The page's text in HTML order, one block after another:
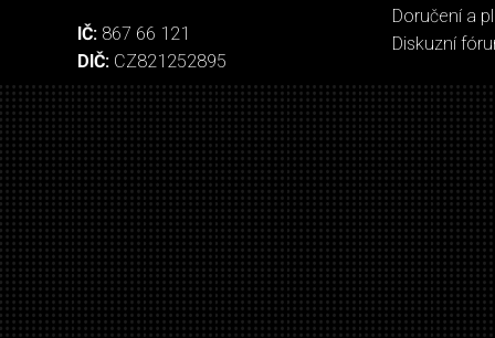
IČ: 867 66 121
DIČ: CZ821252895
Doručení a
Diskuzní